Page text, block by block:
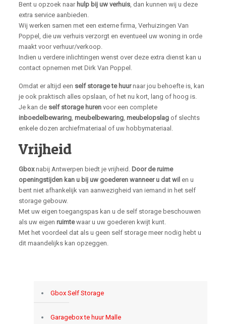
Bent u opzoek naar hulp bij uw verhuis, dan kunnen wij u deze
extra service aanbieden.
Wij werken samen met een externe firma, Verhuizingen Van
Poppel, die uw verhuis verzorgt en eventueel uw woning in orde
maakt voor verhuur/verkoop.
Indien u verdere inlichtingen wenst over deze extra dienst kan u
contact opnemen met Dirk Van Poppel.
Omdat er altijd een self storage te huurnaar jou behoefte is, kan
je ook praktisch alles opslaan, of het nu kort, lang of hoog is.
Je kan de self storage hurenvoor een complete
inboedelbewaring, meubelbewaring, meubelopslagof slechts
enkele dozen archiefmateriaal of uw hobbymateriaal.
Vrijheid
Gboxnabij Antwerpen biedt je vrijheid. Door de ruime
openingstijden kan u bij uw goederen wanneer u dat wil en u
bent niet afhankelijk van aanwezigheid van iemand in het self
storage gebouw.
Met uw eigen toegangspas kan u de self storage beschouwen
als uw eigen ruimtewaar u uw goederen kwijt kunt.
Met het voordeel dat als u geen self storage meer nodig hebt u
dit maandelijks kan opzeggen.
Gbox Self Storage
Garagebox te huur Malle